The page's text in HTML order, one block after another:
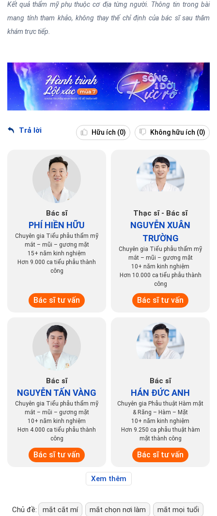
Kết quả thẩm mỹ phụ thuộc cơ địa từng người. Thông tin trong bài
mang tính tham khảo, không thay thế chỉ định của bác sĩ sau thăm
khám trực tiếp.
Trả lời Hữu ích (0) Không hữu ích (0)
Bác sĩ
PHÍ HIỀN HỮU
Chuyên gia Tiểu phẫu thẩm mỹ
mắt – mũi – gương mặt
15+ năm kinh nghiệm
Hơn 9.000 ca tiểu phẫu thành
công
Bác sĩ tư vấn
Thạc sĩ - Bác sĩ
NGUYỄN XUÂN
TRƯỜNG
Chuyên gia Tiểu phẫu thẩm mỹ
mắt – mũi – gương mặt
10+ năm kinh nghiệm
Hơn 10.000 ca tiểu phẫu thành
công
Bác sĩ tư vấn
Bác sĩ
NGUYỄN TẤN VÀNG
Chuyên gia Tiểu phẫu thẩm mỹ
mắt – mũi – gương mặt
10+ năm kinh nghiệm
Hơn 4.000 ca tiểu phẫu thành
công
Bác sĩ tư vấn
Bác sĩ
HÁN ĐỨC ANH
Chuyên gia Phẫu thuật Hàm mặt
& Răng – Hàm – Mặt
10+ năm kinh nghiệm
Hơn 9.250 ca phẫu thuật hàm
mặt thành công
Bác sĩ tư vấn
Xem thêm
Chủ đề: mắt cắt mí mắt chọn nơi làm
mắt mọi tuổi